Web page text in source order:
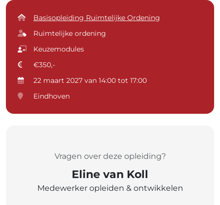
Basisopleiding Ruimtelijke Ordening
Ruimtelijke ordening
Keuzemodules
€350,-
22 maart 2027 van 14:00 tot 17:00
Eindhoven
Vragen over deze opleiding?
Eline van Koll
Medewerker opleiden & ontwikkelen